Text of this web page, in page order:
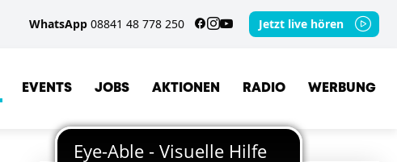
WhatsApp 08841 48 778 250 Jetzt live hören
EVENTS JOBS AKTIONEN RADIO WERBUNG